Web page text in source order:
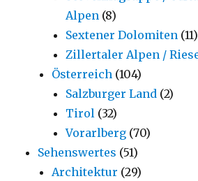
Alpen (8)
Sextener Dolomiten (11)
Zillertaler Alpen /
Österreich (104)
Salzburger Land (2)
Tirol (32)
Vorarlberg (70)
Sehenswertes (51)
Architektur (29)